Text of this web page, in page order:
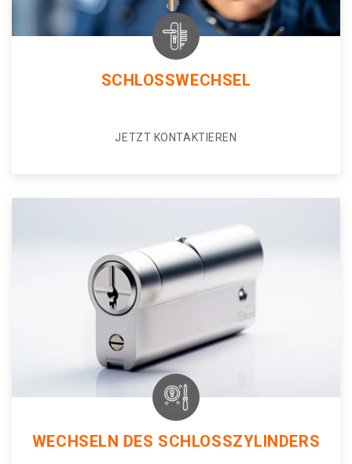
SCHLOSSWECHSEL
JETZT KONTAKTIEREN
WECHSELN DES SCHLOSSZYLINDERS